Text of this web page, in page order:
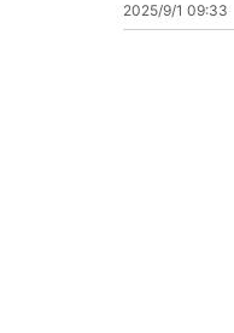
2025/9/1 09:33